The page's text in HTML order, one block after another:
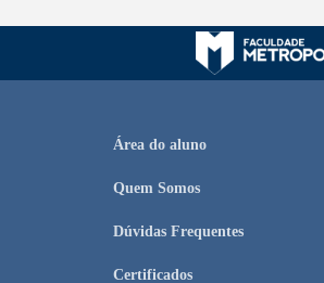
Área do aluno
Quem Somos
Dúvidas Frequentes
Certificados